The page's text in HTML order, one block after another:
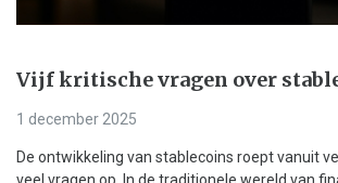
Vijf kritische vragen over
1 december 2025
De ontwikkeling van stablecoins roept vanuit